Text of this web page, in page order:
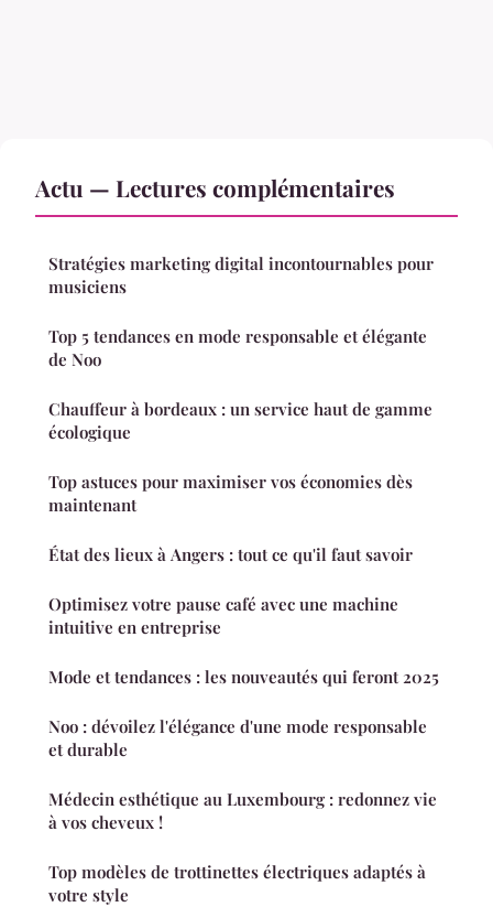
Actu — Lectures complémentaires
Stratégies marketing digital incontournables pour
musiciens
Top 5 tendances en mode responsable et élégante
de Noo
Chauffeur à bordeaux : un service haut de gamme
écologique
Top astuces pour maximiser vos économies dès
maintenant
État des lieux à Angers : tout ce qu'il faut savoir
Optimisez votre pause café avec une machine
intuitive en entreprise
Mode et tendances : les nouveautés qui feront 2025
Noo : dévoilez l'élégance d'une mode responsable
et durable
Médecin esthétique au Luxembourg : redonnez vie
à vos cheveux !
Top modèles de trottinettes électriques adaptés à
votre style